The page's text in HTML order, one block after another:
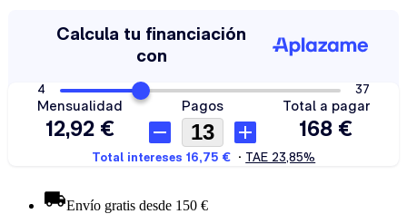
Envío gratis desde 150 €